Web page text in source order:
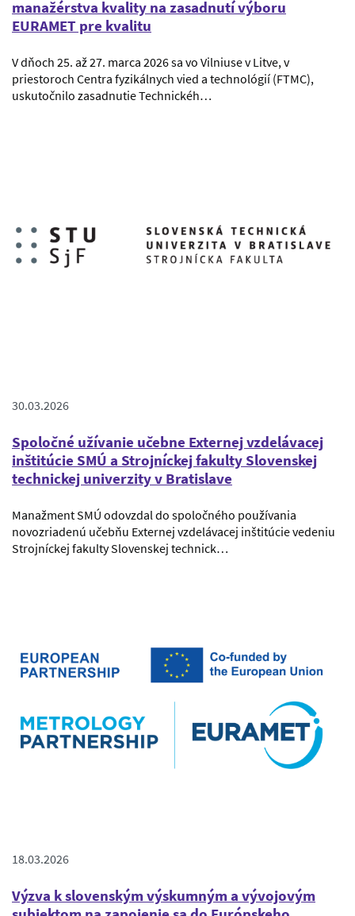
manažérstva kvality na zasadnutí výboru
EURAMET pre kvalitu
V dňoch 25. až 27. marca 2026 sa vo Vilniuse v Litve, v
priestoroch Centra fyzikálnych vied a technológií (FTMC),
uskutočnilo zasadnutie Technickéh…
30.03.2026
Spoločné užívanie učebne Externej vzdelávacej
inštitúcie SMÚ a Strojníckej fakulty Slovenskej
technickej univerzity v Bratislave
Manažment SMÚ odovzdal do spoločného používania
novozriadenú učebňu Externej vzdelávacej inštitúcie vedeniu
Strojníckej fakulty Slovenskej technick…
18.03.2026
Výzva k slovenským výskumným a vývojovým